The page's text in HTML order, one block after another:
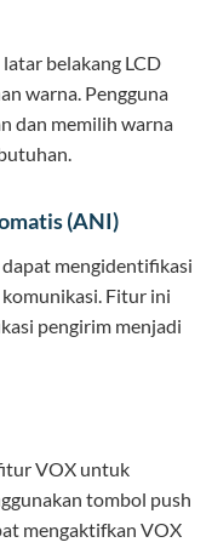
belakang LCD
warna. Pengguna
dan memilih warna
(ANI)
mengidentifikasi
Fitur ini
pengirim menjadi
VOX untuk
tombol push
mengaktifkan VOX